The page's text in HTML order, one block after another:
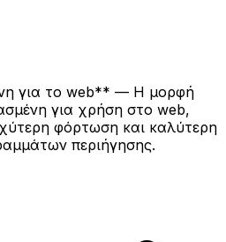
για το web** — Η μορφή
για χρήση στο web,
φόρτωση και καλύτερη
περιήγησης.